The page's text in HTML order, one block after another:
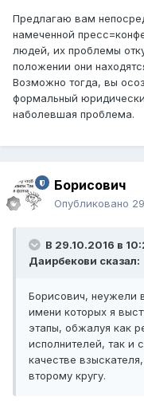
Предлагаю вам
намеченной
людей, их проблемы
положении они
Возможно тогда, вы
формальный
наболевшая проблема.
Борисович
Опубликовано
В 29.10.2016 в
Даирбекови сказал:
Борисович, неужели
имени которых я
этапы, обжалуя как
исполнителей, так и
качестве
второму кругу.